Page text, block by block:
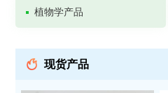
植物学产品
现货产品